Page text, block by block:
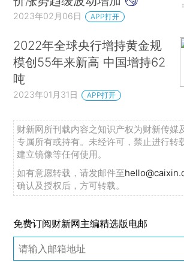
2023年02月06日 APP打开
2022年全球央行增持黄金规
模创55年来新高 中国增持62
吨
2023年01月31日 APP打开
财新网所刊载内容之知识产权为财新传媒
专属所有或持有。未经许可，禁止进行转
建立镜像等任何使用。
如有意愿转载，请发邮件至
确认及授权后，方可转载。
免费订阅财新网主编精选版电邮